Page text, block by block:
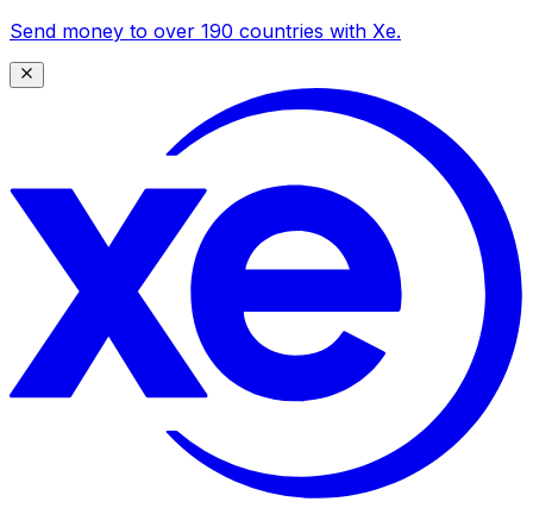
Send money to over 190 countries with Xe.